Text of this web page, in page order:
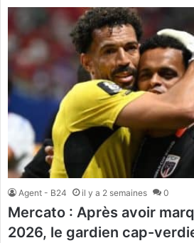
Agent - B24 il y a 2 semaines 0
Mercato : Après avoir
2026, le gardien cap-